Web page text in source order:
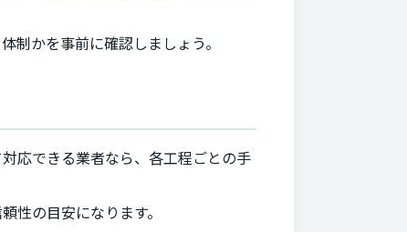
制かを事前に確認しましょう。
応できる業者なら、各工程ごとの手
性の目安になります。